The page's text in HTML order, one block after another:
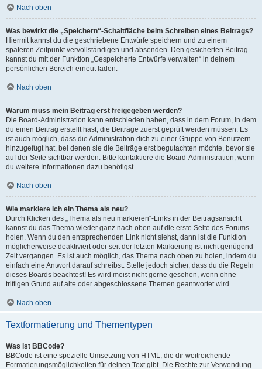
Nach oben
Was bewirkt die „Speichern“-Schaltfläche beim Schreiben eines Beitrags?
Hiermit kannst du die geschriebene Entwürfe speichern und zu einem
späteren Zeitpunkt vervollständigen und absenden. Den gesicherten Beitrag
kannst du mit der Funktion „Gespeicherte Entwürfe verwalten“ in deinem
persönlichen Bereich erneut laden.
Nach oben
Warum muss mein Beitrag erst freigegeben werden?
Die Board-Administration kann entschieden haben, dass in dem Forum, in dem
du einen Beitrag erstellt hast, die Beiträge zuerst geprüft werden müssen. Es
ist auch möglich, dass die Administration dich zu einer Gruppe von Benutzern
hinzugefügt hat, bei denen sie die Beiträge erst begutachten möchte, bevor sie
auf der Seite sichtbar werden. Bitte kontaktiere die Board-Administration, wenn
du weitere Informationen dazu benötigst.
Nach oben
Wie markiere ich ein Thema als neu?
Durch Klicken des „Thema als neu markieren“-Links in der Beitragsansicht
kannst du das Thema wieder ganz nach oben auf die erste Seite des Forums
holen. Wenn du den entsprechenden Link nicht siehst, dann ist die Funktion
möglicherweise deaktiviert oder seit der letzten Markierung ist nicht genügend
Zeit vergangen. Es ist auch möglich, das Thema nach oben zu holen, indem du
einfach eine Antwort darauf schreibst. Stelle jedoch sicher, dass du die Regeln
dieses Boards beachtest! Es wird meist nicht gerne gesehen, wenn ohne
triftigen Grund auf alte oder abgeschlossene Themen geantwortet wird.
Nach oben
Textformatierung und Thementypen
Was ist BBCode?
BBCode ist eine spezielle Umsetzung von HTML, die dir weitreichende
Formatierungsmöglichkeiten für deinen Text gibt. Die Rechte zur Verwendung